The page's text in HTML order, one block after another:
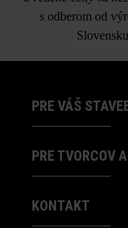
s odberom od
PRE VÁŠ
PRE TVORCOV
KONTAKT